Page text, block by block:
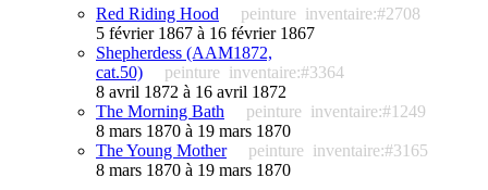
Red Riding Hood
peinture inventaire:#2708
5 février 1867 à 16 février 1867
Shepherdess (AAM1872,
cat.50)
peinture inventaire:#3364
8 avril 1872 à 16 avril 1872
The Morning Bath
peinture inventaire:#1249
8 mars 1870 à 19 mars 1870
The Young Mother
peinture inventaire:#3165
8 mars 1870 à 19 mars 1870